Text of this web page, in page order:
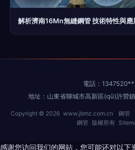
解析濟南16Mn無縫鋼管 技術特性與應
電話：1347520**
地址：山東省聊城市高新區(qū)許營
Copyright © 2026 www.jbmz.com.cn 鋼管
鋼管 版權所有
感谢您访问我们的网站，您可能还对以下